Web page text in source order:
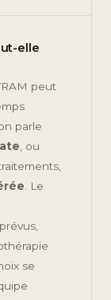
elle
peut
parle
, ou
. Le
se